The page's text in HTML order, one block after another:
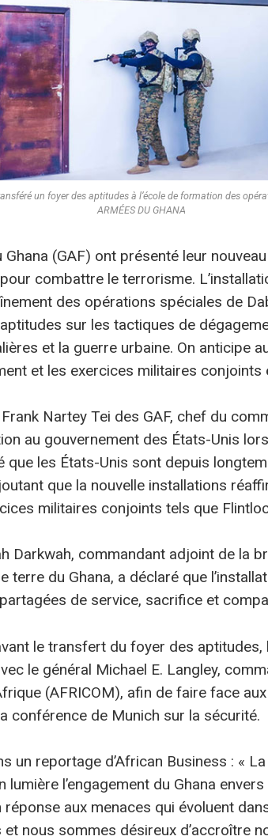
un foyer des aptitudes à l’école de formation des
ARMÉES DU GHANA
(GAF) ont présenté leur
combattre le terrorisme.
des opérations spéciales de
sur les tactiques de
et la guerre urbaine. On anticipe
et les exercices militaires conjoints
Nartey Tei des GAF, chef du
au gouvernement des États-Unis
que les États-Unis sont depuis
que la nouvelle installations
militaires conjoints tels que
Darkwah, commandant adjoint de la
terre du Ghana, a déclaré que
de service, sacrifice et
le transfert du foyer des
le général Michael E. Langley,
(AFRICOM), afin de faire face
conférence de Munich sur la sécurité.
un reportage d’African Business : « La
lumière l’engagement du Ghana
aux menaces qui évoluent
et nous sommes désireux d’accroître